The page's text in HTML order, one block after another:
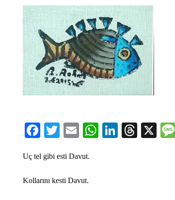
FacebookTwitterEmail WhatsAppLinkedInThreads
X
Uç tel gibi esti Davut.
Kollarını kesti Davut.